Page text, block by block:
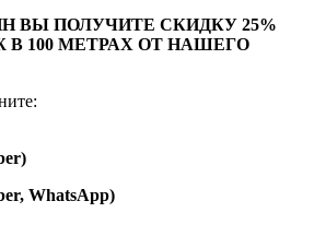
ВЫ ПОЛУЧИТЕ СКИДКУ 25%
100 МЕТРАХ ОТ НАШЕГО
WhatsApp)